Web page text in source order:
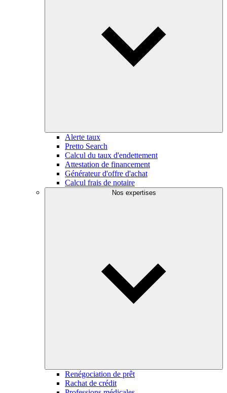
Alerte taux
Pretto Search
Calcul du taux d'endettement
Attestation de financement
Générateur d'offre d'achat
Calcul frais de notaire
Nos expertises
Renégociation de prêt
Rachat de crédit